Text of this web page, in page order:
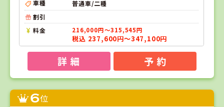
車種
普通車/二種
割引
料金
216,000円～315,545円
税込 237,600円～347,100円
詳 細 予 約
6位